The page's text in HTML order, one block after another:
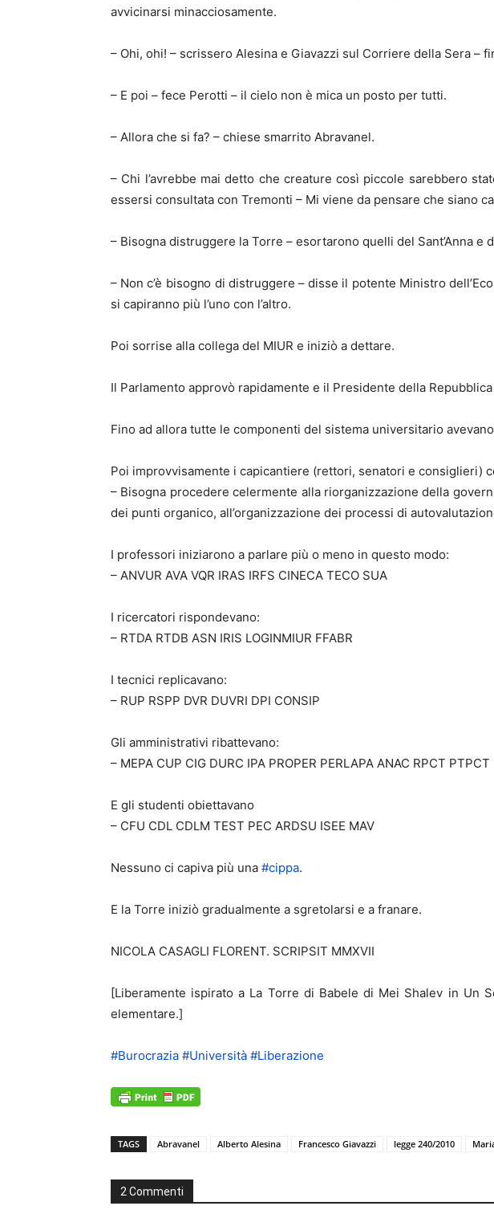
avvicinarsi minacciosamente.
– Ohi, ohi! – scrissero Alesina e Giavazzi sul Corriere della Sera –
– E poi – fece Perotti – il cielo non è mica un posto per tutti.
– Allora che si fa? – chiese smarrito Abravanel.
– Chi l’avrebbe mai detto che creature così piccole sarebbero
essersi consultata con Tremonti – Mi viene da pensare che siano
– Bisogna distruggere la Torre – esortarono quelli del Sant’Anna e
– Non c’è bisogno di distruggere – disse il potente Ministro
si capiranno più l’uno con l’altro.
Poi sorrise alla collega del MIUR e iniziò a dettare.
Il Parlamento approvò rapidamente e il Presidente della
Fino ad allora tutte le componenti del sistema universitario
Poi improvvisamente i capicantiere (rettori, senatori e consiglieri)
– Bisogna procedere celermente alla riorganizzazione della
dei punti organico, all’organizzazione dei processi di
I professori iniziarono a parlare più o meno in questo modo:
– ANVUR AVA VQR IRAS IRFS CINECA TECO SUA
I ricercatori rispondevano:
– RTDA RTDB ASN IRIS LOGINMIUR FFABR
I tecnici replicavano:
– RUP RSPP DVR DUVRI DPI CONSIP
Gli amministrativi ribattevano:
– MEPA CUP CIG DURC IPA PROPER PERLAPA ANAC RPCT PTPCT
E gli studenti obiettavano
– CFU CDL CDLM TEST PEC ARDSU ISEE MAV
Nessuno ci capiva più una #cippa.
E la Torre iniziò gradualmente a sgretolarsi e a franare.
NICOLA CASAGLI FLORENT. SCRIPSIT MMXVII
[Liberamente ispirato a La Torre di Babele di Mei Shalev in
elementare.]
#Burocrazia #Università #Liberazione
TAGS Abravanel Alberto Alesina Francesco Giavazzi legge 240/2010
2 Commenti